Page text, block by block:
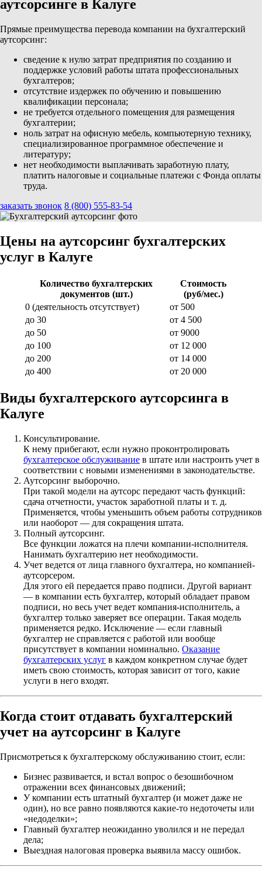
аутсорсинге в Калуге
Прямые преимущества перевода компании на бухгалтерский
аутсорсинг:
сведение к нулю затрат предприятия по созданию и
поддержке условий работы штата профессиональных
бухгалтеров;
отсутствие издержек по обучению и повышению
квалификации персонала;
не требуется отдельного помещения для размещения
бухгалтерии;
ноль затрат на офисную мебель, компьютерную технику,
специализированное программное обеспечение и
литературу;
нет необходимости выплачивать заработную плату,
платить налоговые и социальные платежи с Фонда оплаты
труда.
заказать звонок 8 (800) 555-83-54
Цены на аутсорсинг бухгалтерских
услуг в Калуге
Количество бухгалтерских
документов (шт.)
Стоимость
(руб/мес.)
0 (деятельность отсутствует)
от 500
до 30
от 4 500
до 50
от 9000
до 100
от 12 000
до 200
от 14 000
до 400
от 20 000
Виды бухгалтерского аутсорсинга в
Калуге
Консультирование.
К нему прибегают, если нужно проконтролировать
бухгалтерское обслуживание в штате или настроить учет в
соответствии с новыми изменениями в законодательстве.
Аутсорсинг выборочно.
При такой модели на аутсорс передают часть функций:
сдача отчетности, участок заработной платы и т. д.
Применяется, чтобы уменьшить объем работы сотрудников
или наоборот — для сокращения штата.
Полный аутсорсинг.
Все функции ложатся на плечи компании-исполнителя.
Нанимать бухгалтерию нет необходимости.
Учет ведется от лица главного бухгалтера, но компанией-
аутсорсером.
Для этого ей передается право подписи. Другой вариант
— в компании есть бухгалтер, который обладает правом
подписи, но весь учет ведет компания-исполнитель, а
бухгалтер только заверяет все операции. Такая модель
применяется редко. Исключение — если главный
бухгалтер не справляется с работой или вообще
присутствует в компании номинально. Оказание
бухгалтерских услуг в каждом конкретном случае будет
иметь свою стоимость, которая зависит от того, какие
услуги в него входят.
Когда стоит отдавать бухгалтерский
учет на аутсорсинг в Калуге
Присмотреться к бухгалтерскому обслуживанию стоит, если:
Бизнес развивается, и встал вопрос о безошибочном
отражении всех финансовых движений;
У компании есть штатный бухгалтер (и может даже не
один), но все равно появляются какие-то недоточеты или
«недоделки»;
Главный бухгалтер неожиданно уволился и не передал
дела;
Выездная налоговая проверка выявила массу ошибок.